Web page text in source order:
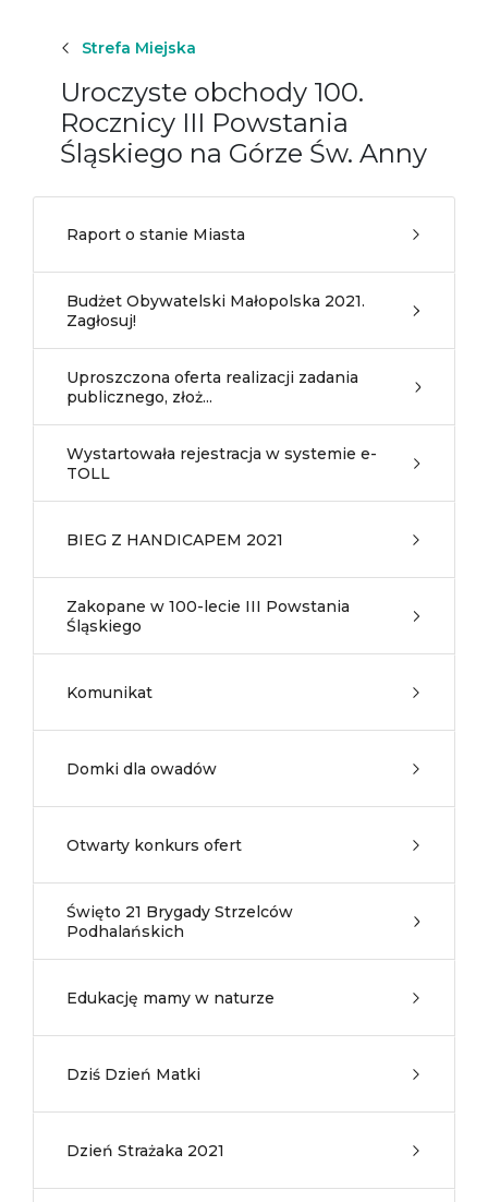
Strefa Miejska
Uroczyste obchody 100.
Rocznicy III Powstania
Śląskiego na Górze Św. Anny
Raport o stanie Miasta
Budżet Obywatelski Małopolska 2021.
Zagłosuj!
Uproszczona oferta realizacji zadania
publicznego, złoż...
Wystartowała rejestracja w systemie e-
TOLL
BIEG Z HANDICAPEM 2021
Zakopane w 100-lecie III Powstania
Śląskiego
Komunikat
Domki dla owadów
Otwarty konkurs ofert
Święto 21 Brygady Strzelców
Podhalańskich
Edukację mamy w naturze
Dziś Dzień Matki
Dzień Strażaka 2021